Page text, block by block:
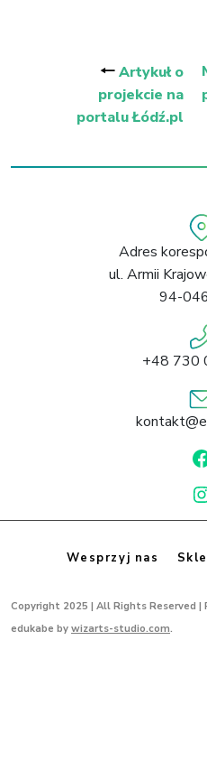
🠐Artykuł o
projekcie na
portalu Łódź.pl
Adres
ul. Armii
94-
+48 730
F
a
c
b
o
I
n
s
g
Wesprzyj nas
Copyright 2025 | All Rights Reserved |
edukabe by wizarts-studio.com.